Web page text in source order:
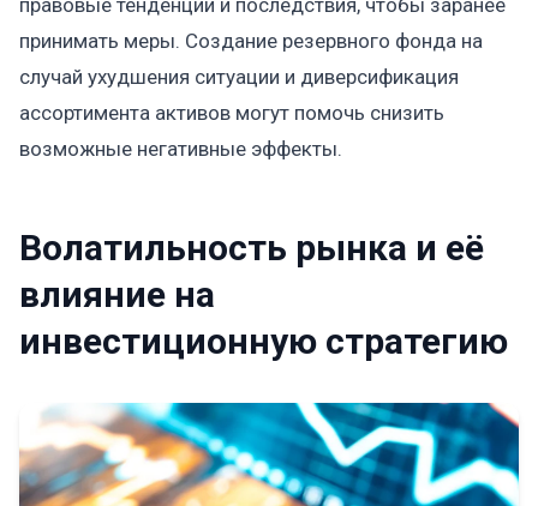
правовые тенденции и последствия, чтобы заранее
принимать меры. Создание резервного фонда на
случай ухудшения ситуации и диверсификация
ассортимента активов могут помочь снизить
возможные негативные эффекты.
Волатильность рынка и её
влияние на
инвестиционную стратегию